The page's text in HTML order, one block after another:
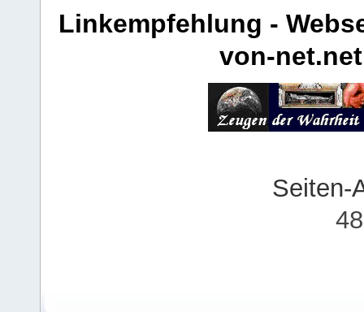
Linkempfehlung -
von-net.net
Seiten-